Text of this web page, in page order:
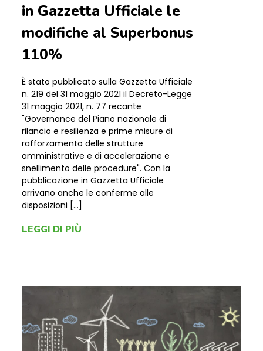
in Gazzetta Ufficiale le
modifiche al Superbonus
110%
È stato pubblicato sulla Gazzetta Ufficiale
n. 219 del 31 maggio 2021 il Decreto-Legge
31 maggio 2021, n. 77​ recante
"Governance del Piano nazionale di
rilancio e resilienza e prime misure di
rafforzamento delle strutture
amministrative e di accelerazione e
snellimento delle procedure​". Con la
pubblicazione in Gazzetta Ufficiale
arrivano anche le conferme alle
disposizioni […]
LEGGI DI PIÙ